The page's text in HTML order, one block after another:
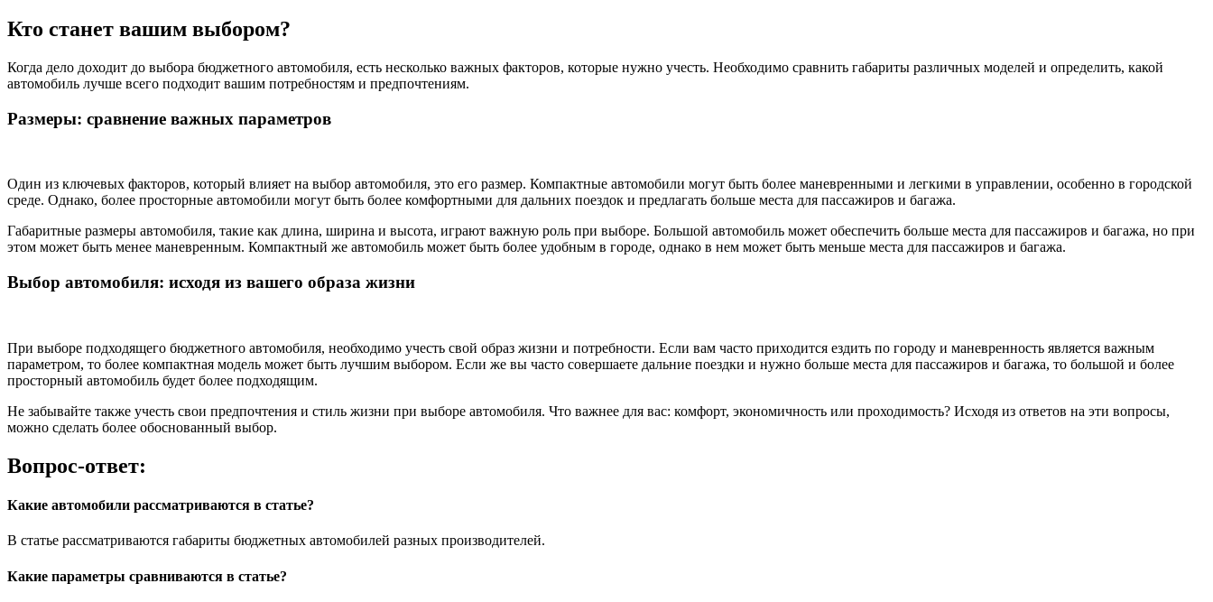
Кто станет вашим выбором?
Когда дело доходит до выбора бюджетного автомобиля, есть несколько важных факторов, которые нужно учесть. Необходимо сравнить габариты различных моделей и определить, какой
автомобиль лучше всего подходит вашим потребностям и предпочтениям.
Размеры: сравнение важных параметров
Один из ключевых факторов, который влияет на выбор автомобиля, это его размер. Компактные автомобили могут быть более маневренными и легкими в управлении, особенно в городской
среде. Однако, более просторные автомобили могут быть более комфортными для дальних поездок и предлагать больше места для пассажиров и багажа.
Габаритные размеры автомобиля, такие как длина, ширина и высота, играют важную роль при выборе. Большой автомобиль может обеспечить больше места для пассажиров и багажа, но при
этом может быть менее маневренным. Компактный же автомобиль может быть более удобным в городе, однако в нем может быть меньше места для пассажиров и багажа.
Выбор автомобиля: исходя из вашего образа жизни
При выборе подходящего бюджетного автомобиля, необходимо учесть свой образ жизни и потребности. Если вам часто приходится ездить по городу и маневренность является важным
параметром, то более компактная модель может быть лучшим выбором. Если же вы часто совершаете дальние поездки и нужно больше места для пассажиров и багажа, то большой и более
просторный автомобиль будет более подходящим.
Не забывайте также учесть свои предпочтения и стиль жизни при выборе автомобиля. Что важнее для вас: комфорт, экономичность или проходимость? Исходя из ответов на эти вопросы,
можно сделать более обоснованный выбор.
Вопрос-ответ:
Какие автомобили рассматриваются в статье?
В статье рассматриваются габариты бюджетных автомобилей разных производителей.
Какие параметры сравниваются в статье?